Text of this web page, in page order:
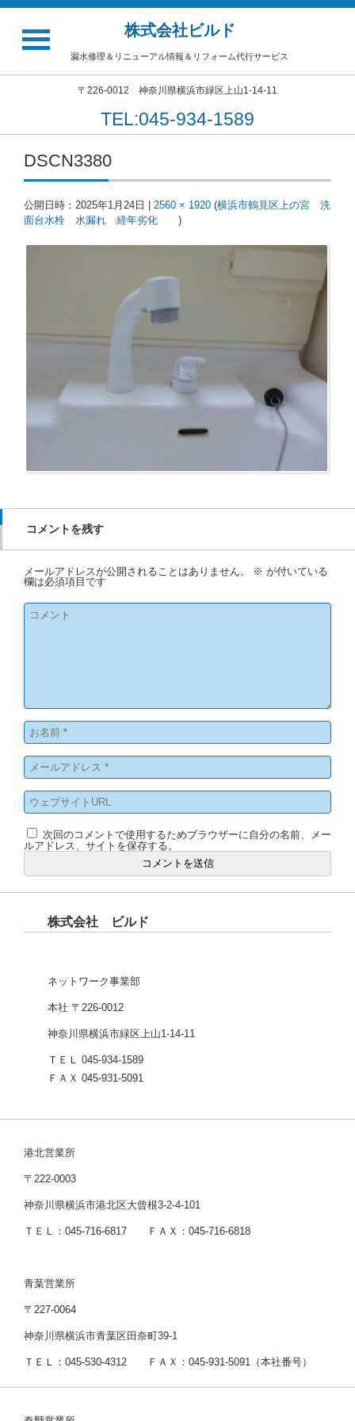
株式会社ビルド
漏水修理＆リニューアル情報＆リフォーム代行サービス
〒226-0012 神奈川県横浜市緑区上山1-14-11
TEL:045-934-1589
DSCN3380
公開日時： 2025年1月24日 2560 × 1920 (横浜市鶴見区上の宮 洗
面台水栓 水漏れ 経年劣化 )
コメントを残す
メールアドレスが公開されることはありません。 ※ が付いている
欄は必須項目です
次回のコメントで使用するためブラウザーに自分の名前、メー
ルアドレス、サイトを保存する。
株式会社 ビルド
ネットワーク事業部
本社 〒226-0012
神奈川県横浜市緑区上山1-14-11
ＴＥＬ 045-934-1589
ＦＡＸ 045-931-5091
港北営業所
〒222-0003
神奈川県横浜市港北区大曾根3-2-4-101
ＴＥＬ：045-716-6817 ＦＡＸ：045-716-6818
青葉営業所
〒227-0064
神奈川県横浜市青葉区田奈町39-1
ＴＥＬ：045-530-4312 ＦＡＸ：045-931-5091（本社番号）